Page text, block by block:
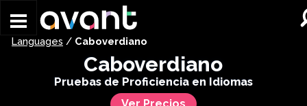
Languages / Caboverdiano
Caboverdiano
Pruebas de Proficiencia en Idiomas